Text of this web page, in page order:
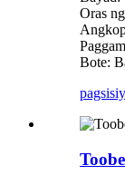
Oras
Bote: